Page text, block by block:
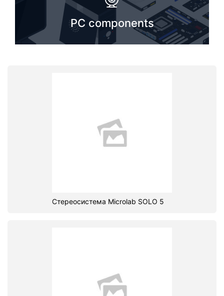
Video surveillance
PC components
PC components
Стереосистема Microlab SOLO 5